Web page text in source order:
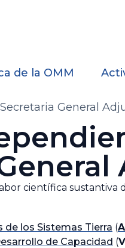
de la OMM
General
científica
los Sistemas Tierra (
de Capacidad (